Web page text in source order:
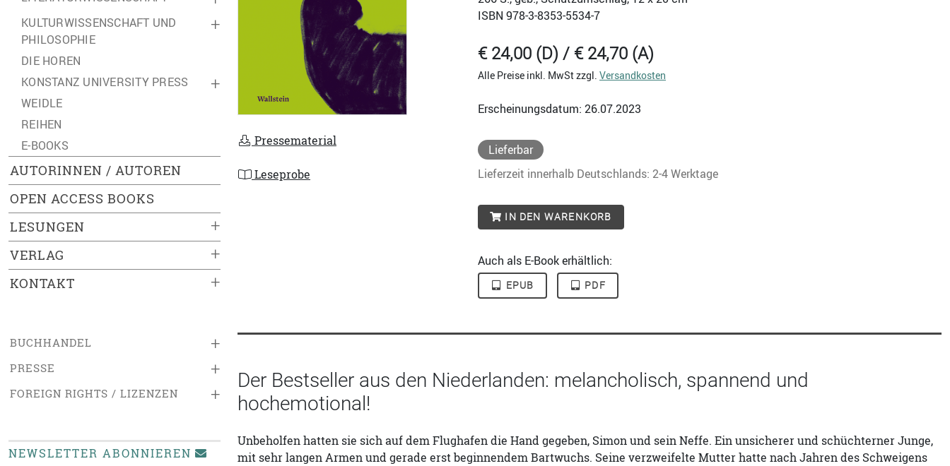
+
KULTURWISSENSCHAFT UND
PHILOSOPHIE
DIE HOREN
+
KONSTANZ UNIVERSITY PRESS
WEIDLE
REIHEN
E-BOOKS
AUTORINNEN / AUTOREN
OPEN ACCESS BOOKS
+
LESUNGEN
+
VERLAG
+
KONTAKT
+
BUCHHANDEL
+
PRESSE
+
FOREIGN RIGHTS / LIZENZEN
NEWSLETTER ABONNIEREN
Pressematerial
Leseprobe
ISBN 978-3-8353-5534-7
€ 24,00 (D) / € 24,70 (A)
Alle Preise inkl. MwSt zzgl. Versandkosten
Erscheinungsdatum: 26.07.2023
Lieferbar
Lieferzeit innerhalb Deutschlands: 2-4 Werktage
IN DEN WARENKORB
Auch als E-Book erhältlich:
EPUB PDF
Der Bestseller aus den Niederlanden: melancholisch, spannend und
hochemotional!
Unbeholfen hatten sie sich auf dem Flughafen die Hand gegeben, Simon und sein Neffe. Ein unsicherer und schüchterner Junge,
mit sehr langen Armen und gerade erst beginnendem Bartwuchs. Seine verzweifelte Mutter hatte nach Jahren des Schweigens